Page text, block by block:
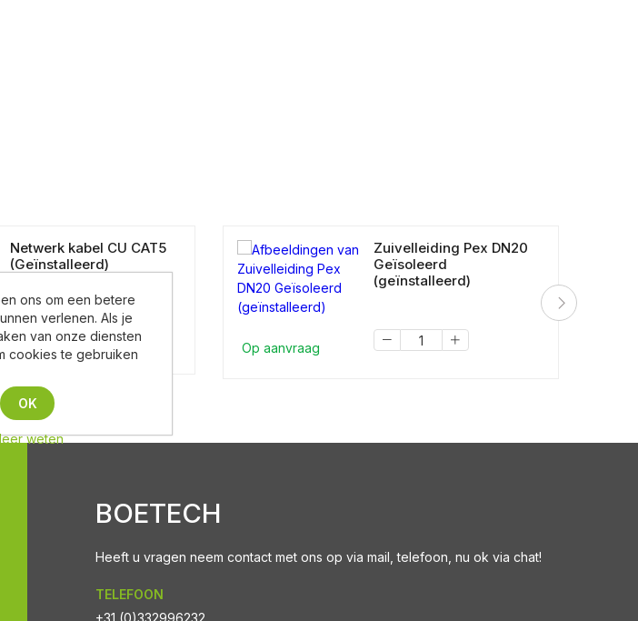
Netwerk kabel CU CAT5
(Geïnstalleerd)
Op aanvraag
Zuivelleiding Pex DN20
Geïsoleerd
(geïnstalleerd)
BOETECH
Heeft u vragen neem contact met ons op via mail, telefoon, nu ok via chat!
TELEFOON
ons om een betere
verlenen. Als je
van onze diensten
cookies te gebruiken
OK
weten